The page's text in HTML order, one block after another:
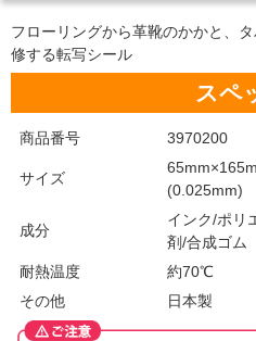
フローリングから革靴のかかと、
修する転写シール
スペ
商品番号 3970200
サイズ
(0.025mm)
成分
インク/ポ
剤/合成ゴム
耐熱温度
約70℃
その他
日本製